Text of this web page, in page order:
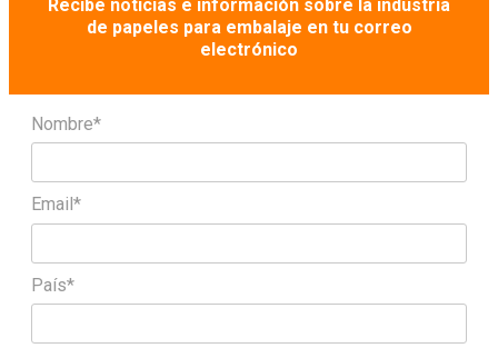
Recibe noticias e información sobre la industria
de papeles para embalaje en tu correo
electrónico
Nombre*
Email*
País*